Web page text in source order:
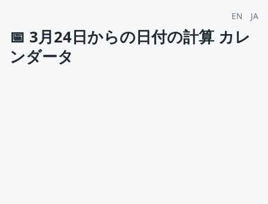
EN JA
📅 3月24日からの日付の計算 カレ
ンダータ